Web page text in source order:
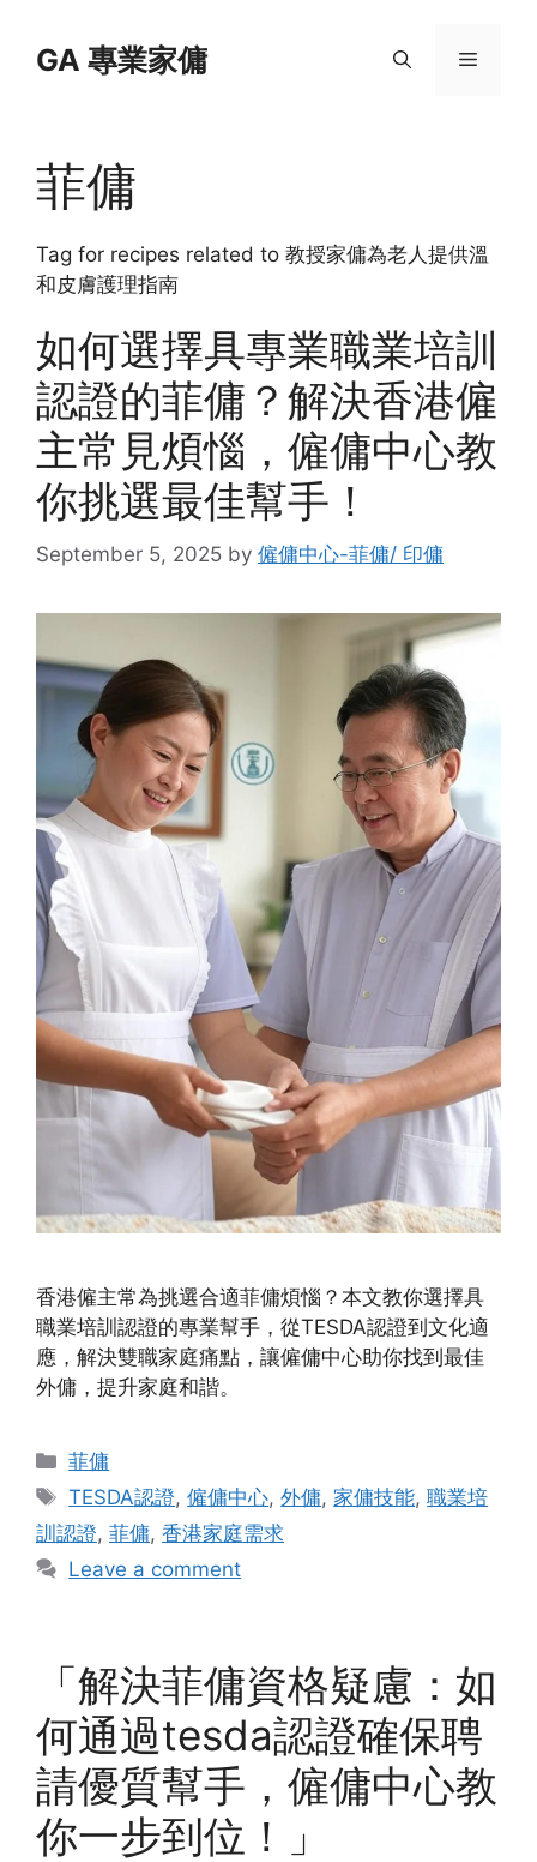
contentGA 專業家傭 Menu
菲傭
Tag for recipes related to 教授家傭為老人提供溫
和皮膚護理指南
如何選擇具專業職業培訓
認證的菲傭？解決香港僱
主常見煩惱，僱傭中心教
你挑選最佳幫手！
September 5, 2025 by 僱傭中心-菲傭/ 印傭
香港僱主常為挑選合適菲傭煩惱？本文教你選擇具
職業培訓認證的專業幫手，從TESDA認證到文化適
應，解決雙職家庭痛點，讓僱傭中心助你找到最佳
外傭，提升家庭和諧。
Categories
菲傭
Tags
TESDA認證,僱傭中心,外傭, 家傭技能,職業培
訓認證, 菲傭, 香港家庭需求
Leave a comment
「解決菲傭資格疑慮：如
何通過tesda認證確保聘
請優質幫手，僱傭中心教
你一步到位！」